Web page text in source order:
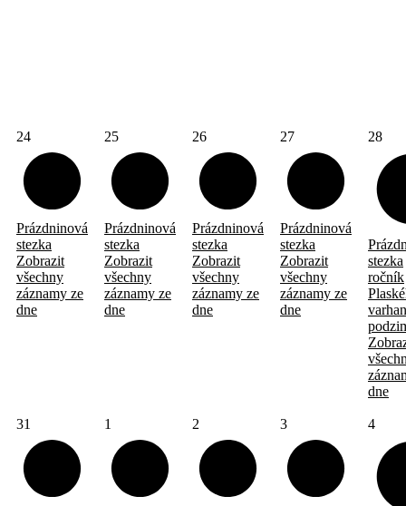
24
Prázdninová
stezka
Zobrazit
všechny
záznamy ze
dne
25
Prázdninová
stezka
Zobrazit
všechny
záznamy ze
dne
26
Prázdninová
stezka
Zobrazit
všechny
záznamy ze
dne
27
Prázdninová
stezka
Zobrazit
všechny
záznamy ze
dne
28
stezka
ročník
dne
31 1 2 3 4